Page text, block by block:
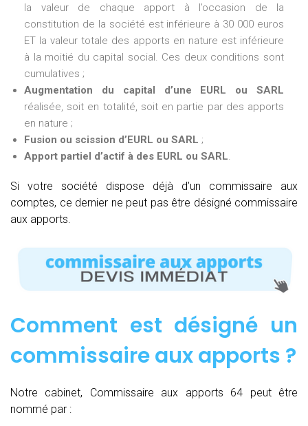
la valeur de chaque apport à l’occasion de la
constitution de la société est inférieure à 30 000 euros
ET la valeur totale des apports en nature est inférieure
à la moitié du capital social. Ces deux conditions sont
cumulatives ;
Augmentation du capital d’une EURL ou SARL
réalisée, soit en totalité, soit en partie par des apports
en nature ;
Fusion ou scission d’EURL ou SARL ;
Apport partiel d’actif à des EURL ou SARL.
Si votre société dispose déjà d’un commissaire aux
comptes, ce dernier ne peut pas être désigné commissaire
aux apports.
Comment est désigné un
commissaire aux apports ?
Notre cabinet, Commissaire aux apports 64 peut être
nommé par :